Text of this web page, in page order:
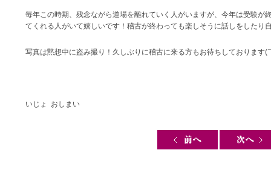
毎年この時期、残念ながら道場を離れていく人がいますが、今年は受験が
てくれる人がいて嬉しいです！稽古が終わっても楽しそうに話しをしたり
写真は黙想中に盗み撮り！久しぶりに稽古に来る方もお待ちしております(
いじょ おしまい